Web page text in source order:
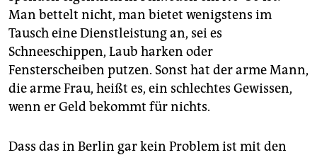
Man bettelt nicht, man bietet wenigstens im
Tausch eine Dienstleistung an, sei es
Schneeschippen, Laub harken oder
Fensterscheiben putzen. Sonst hat der arme Mann,
die arme Frau, heißt es, ein schlechtes Gewissen,
wenn er Geld bekommt für nichts.
Dass das in Berlin gar kein Problem ist mit den